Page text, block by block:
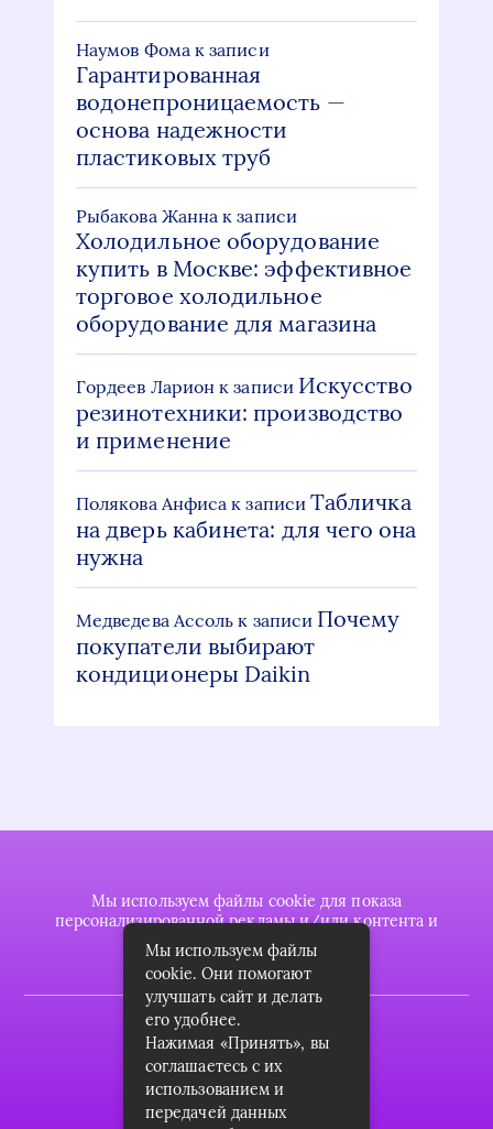
Наумов Фома к записи
Гарантированная
водонепроницаемость —
основа надежности
пластиковых труб
Рыбакова Жанна к записи
Холодильное оборудование
купить в Москве: эффективное
торговое холодильное
оборудование для магазина
Гордеев Ларион к записи Искусство
резинотехники: производство
и применение
Полякова Анфиса к записиТабличка
на дверь кабинета: для чего она
нужна
Медведева Ассоль к записи Почему
покупатели выбирают
кондиционеры Daikin
Мы используем файлы cookie для показа
персонализированной рекламы и/или контента и
анализа нашего трафика.
2022 © plasttrubkomplekt.ru
Карта сайта
Контакты
Мы используем файлы
cookie. Они помогают
улучшать сайт и делать
его удобнее.
Нажимая «Принять», вы
соглашаетесь с их
использованием и
передачей данных